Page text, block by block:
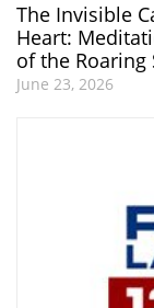
The Invisible
Heart:
of the Roaring
June 23, 2026